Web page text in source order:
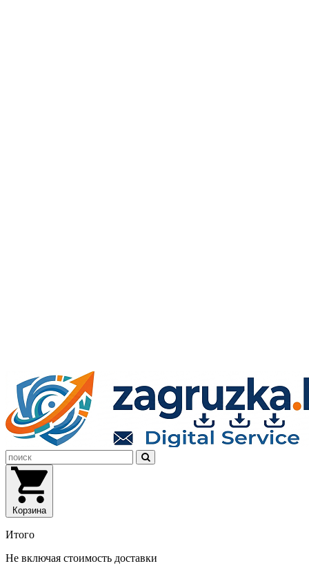
Корзина
Итого
Не включая стоимость доставки